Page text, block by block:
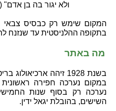
ולא יגור בה בן אדם"
המקום שימש רק כבסיס צבאי
בתקופה ההלניסטית עד שנזנח
מה באתר
בשנת 1928 זיהה
במקום נערכה חפירה
נערכה רק בסוף שנות
השישים, בהובלת יגאל ידין.